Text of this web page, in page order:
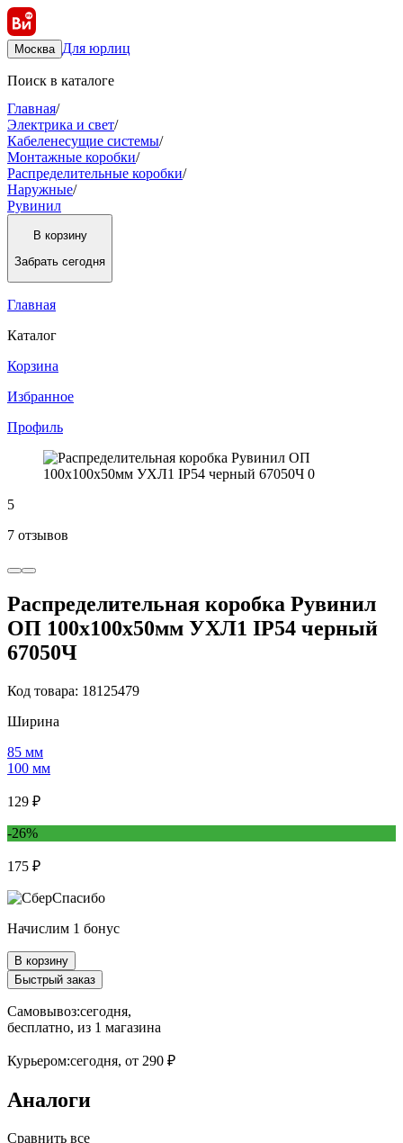
Москва Для юрлиц
Поиск в каталоге
Главная/
Электрика и свет/
Кабеленесущие системы/
Монтажные коробки/
Распределительные коробки/
Наружные/
Рувинил
В корзину
Забрать сегодня
Главная
Каталог
Корзина
Избранное
Профиль
5
7 отзывов
Распределительная коробка Рувинил
ОП 100х100х50мм УХЛ1 IP54 черный
67050Ч
Код товара: 18125479
Ширина
85 мм
100 мм
129 ₽
-26%
175 ₽
Начислим 1 бонус
В корзину
Быстрый заказ
Самовывоз:сегодня,
бесплатно, из 1 магазина
Курьером:сегодня, от 290 ₽
Аналоги
Сравнить все